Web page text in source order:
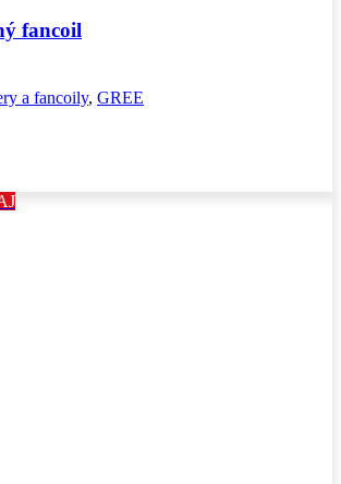
fancoil
a fancoily, GREE